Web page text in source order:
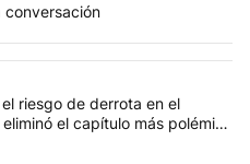
conversación
con más comentarios en los
"Ley de Tierras: ante el
riesgo de derrota en el
el capítulo más polémico